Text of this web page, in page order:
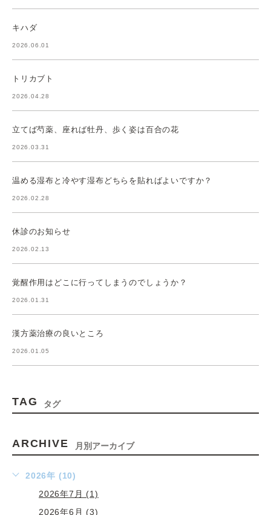
キハダ
2026.06.01
トリカブト
2026.04.28
立てば芍薬、座れば牡丹、歩く姿は百合の花
2026.03.31
温める湿布と冷やす湿布どちらを貼ればよいですか？
2026.02.28
休診のお知らせ
2026.02.13
覚醒作用はどこに行ってしまうのでしょうか？
2026.01.31
漢方薬治療の良いところ
2026.01.05
TAG タグ
ARCHIVE 月別アーカイブ
2026年 (10)
2026年7月 (1)
2026年6月 (3)